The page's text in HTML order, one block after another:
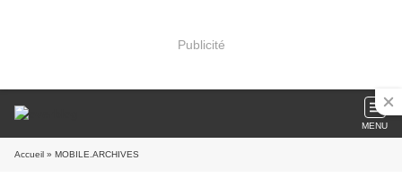
Publicité
MENU
Accueil » MOBILE.ARCHIVES